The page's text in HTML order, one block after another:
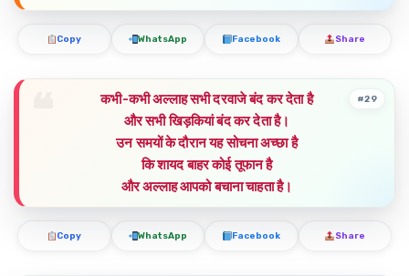
Copy WhatsApp Facebook Share
कभी-कभी अल्लाह सभी दरवाजे बंद कर देता है
और सभी खिड़कियां बंद कर देता है।
उन समयों के दौरान यह सोचना अच्छा है
कि शायद बाहर कोई तूफान है
और अल्लाह आपको बचाना चाहता है।
#29
Copy WhatsApp Facebook Share